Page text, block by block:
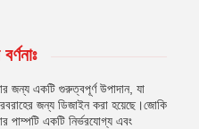
জন্য একটি গুরুত্বপূর্ণ উপাদান, যা
জন্য ডিজাইন করা হয়েছে।জোকি
একটি নির্ভরযোগ্য এবং